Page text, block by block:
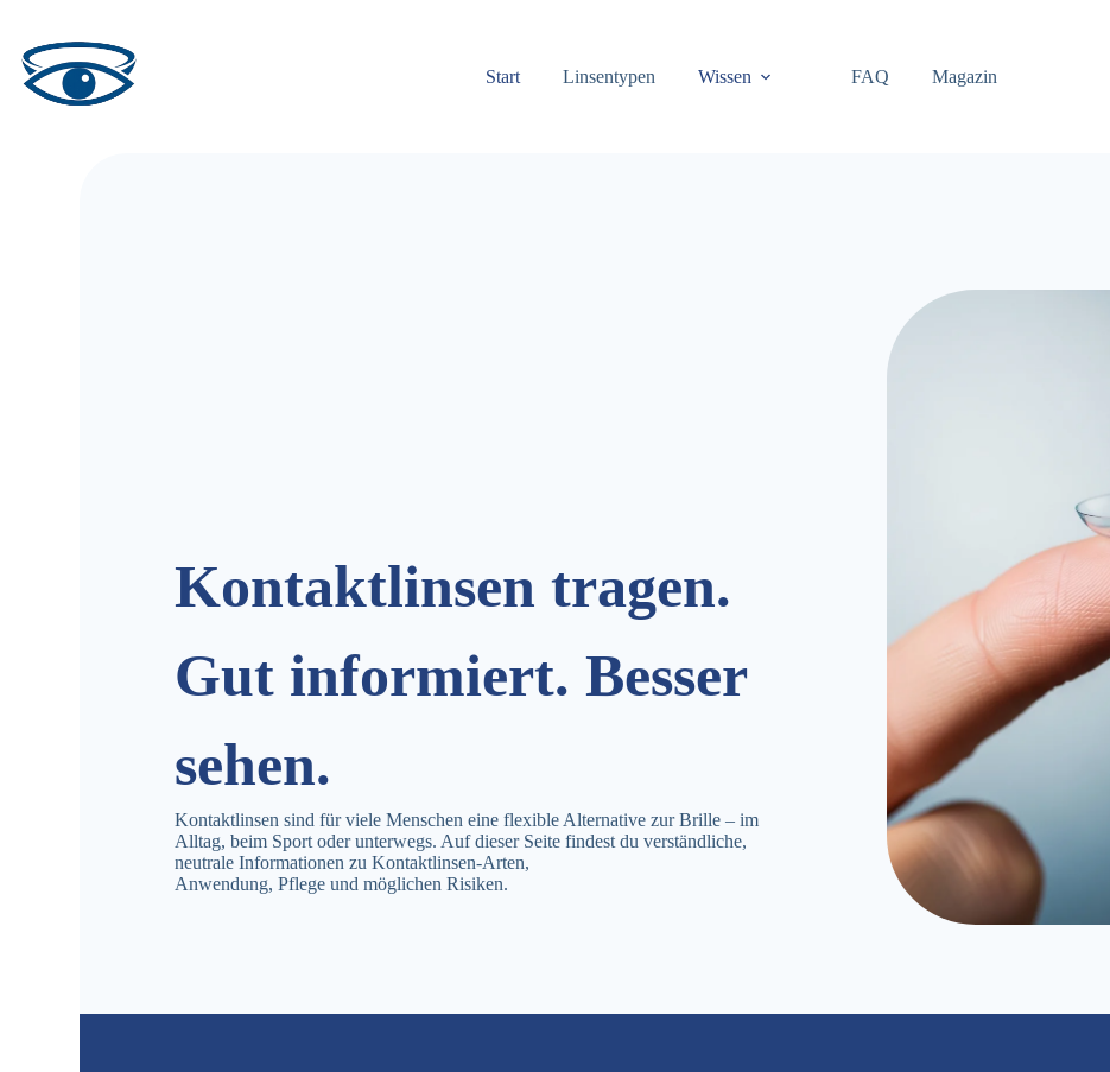
Start Linsentypen Wissen FAQ Magazin
Kontaktlinsen tragen.
Gut informiert. Besser
sehen.
Kontaktlinsen sind für viele Menschen eine flexible Alternative zur Brille – im
Alltag, beim Sport oder unterwegs. Auf dieser Seite findest du verständliche,
neutrale Informationen zu Kontaktlinsen-Arten,
Anwendung, Pflege und möglichen Risiken.